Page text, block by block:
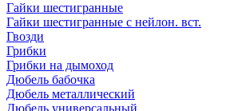
Гайки шестигранные
Гайки шестигранные с нейлон. вст.
Гвозди
Грибки
Грибки на дымоход
Дюбель бабочка
Дюбель металлический
Дюбель универсальный